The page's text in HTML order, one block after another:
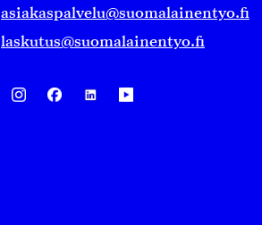
asiakaspalvelu@suomalainentyo.fi
laskutus@suomalainentyo.fi